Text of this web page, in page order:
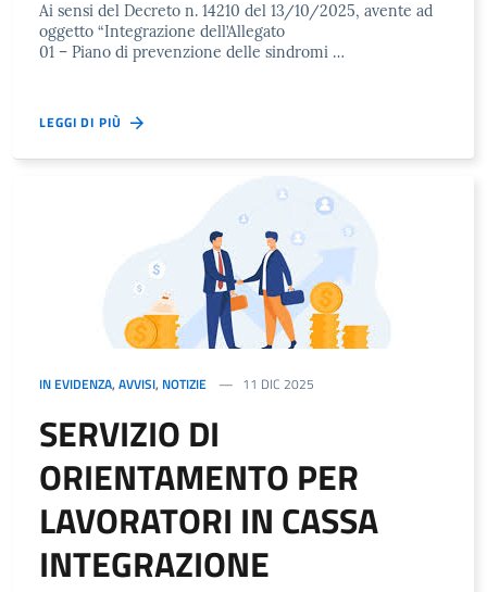
Ai sensi del Decreto n. 14210 del 13/10/2025, avente ad
oggetto “Integrazione dell’Allegato
01 – Piano di prevenzione delle sindromi …
LEGGI DI PIÙ
IN EVIDENZA, AVVISI, NOTIZIE 11 DIC 2025
SERVIZIO DI
ORIENTAMENTO PER
LAVORATORI IN CASSA
INTEGRAZIONE